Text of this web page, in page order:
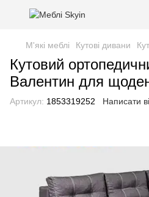
М'які меблі Кутові дивани
Кутовий
Валентин для
Артикул: 1853319252 Написати